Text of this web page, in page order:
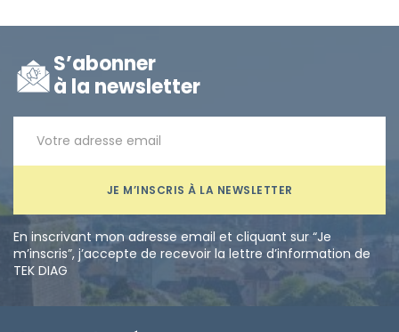
S’abonner
à la newsletter
JE M’INSCRIS À LA NEWSLETTER
En inscrivant mon adresse email et cliquant sur “Je
m’inscris”, j’accepte de recevoir la lettre d’information de
TEK DIAG